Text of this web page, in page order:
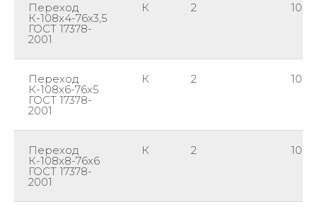
Переход
К-108х4-76х3,5
ГОСТ 17378-
2001
К 2 108
Переход
К-108х6-76х5
ГОСТ 17378-
2001
К 2 108
Переход
К-108х8-76х6
ГОСТ 17378-
2001
К 2 108